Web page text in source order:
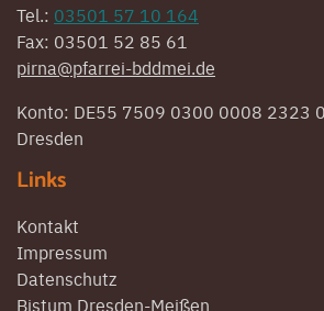
Tel.: 03501 57 10 164
Fax: 03501 52 85 61
pirna@pfarrei-bddmei.de
Konto: DE55 7509 0300 0008 2323
Dresden
Links
Kontakt
Impressum
Datenschutz
Bistum Dresden-Meißen